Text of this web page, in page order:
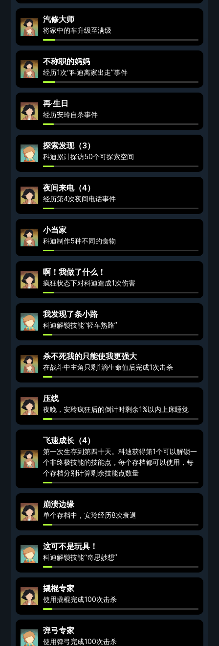
汽修大师
将家中的车升级至满级
不称职的妈妈
经历1次“科迪离家出走”事件
再·生日
经历安玲自杀事件
探索发现（3）
科迪累计探访50个可探索空间
夜间来电（4）
经历第4次夜间电话事件
小当家
科迪制作5种不同的食物
啊！我做了什么！
疯狂状态下对科迪造成1次伤害
我发现了条小路
科迪解锁技能“轻车熟路”
杀不死我的只能使我更强大
在战斗中主角只剩1滴生命值后完成1次击杀
压线
夜晚，安玲疯狂后的倒计时剩余1%以内上床睡觉
飞速成长（4）
第一次生存到第四十天。科迪获得第1个可以解锁一
个非终极技能的技能点，每个存档都可以使用，每
个存档分别计算剩余技能点数量
崩溃边缘
单个存档中，安玲经历8次衰退
这可不是玩具！
科迪解锁技能“奇思妙想”
撬棍专家
使用撬棍完成100次击杀
弹弓专家
使用弹弓完成100次击杀